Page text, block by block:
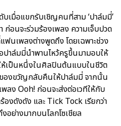
เมื่อแขกรับเชิญคนที่สาม ‘ปาล์มมี่’
ก่อนจะร่วมร้องเพลง ความเจ็บปวด
นเพลงต่างพูดถึง โดยเฉพาะช่วง
ปาล์มมี่นำพานไหว้ครูขึ้นมามอบให้
ห้เป็นหนึ่งในศิลปินต้นแบบในชีวิต
องขวัญกลับคืนให้ปาล์มมี่ จากนั้น
ง Ooh! ก่อนจะส่งต่อเวทีให้กับ
องดังดัง และ Tick Tock เรียกว่า
ย่างมากบนโลกโซเชียล